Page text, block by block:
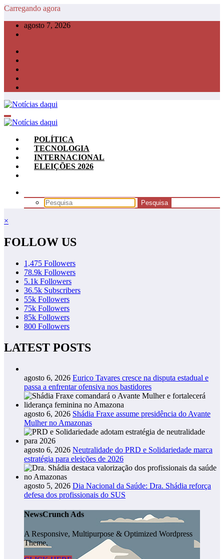
Pular
conteúdo
Carregando agora
agosto 7, 2026
POLÍTICA
TECNOLOGIA
INTERNACIONAL
ELEIÇÕES 2026
×
FOLLOW US
1,475 Followers
78.9k Followers
5.1k Followers
36.5k Subscribers
55k Followers
75k Followers
85k Followers
800 Followers
LATEST POSTS
agosto 6, 2026 Eurico Tavares cresce na disputa estadual e
passa a enfrentar ofensiva nos bastidores
agosto 6, 2026 Shádia Fraxe assume presidência do Avante
Mulher no Amazonas
agosto 6, 2026 Neutralidade do PRD e Solidariedade marca
estratégia para eleições de 2026
agosto 5, 2026 Dia Nacional da Saúde: Dra. Shádia reforça
defesa dos profissionais do SUS
NewsCrunch Ads
A Responsive, Multipurpose & Optimized Wordpress
Theme.